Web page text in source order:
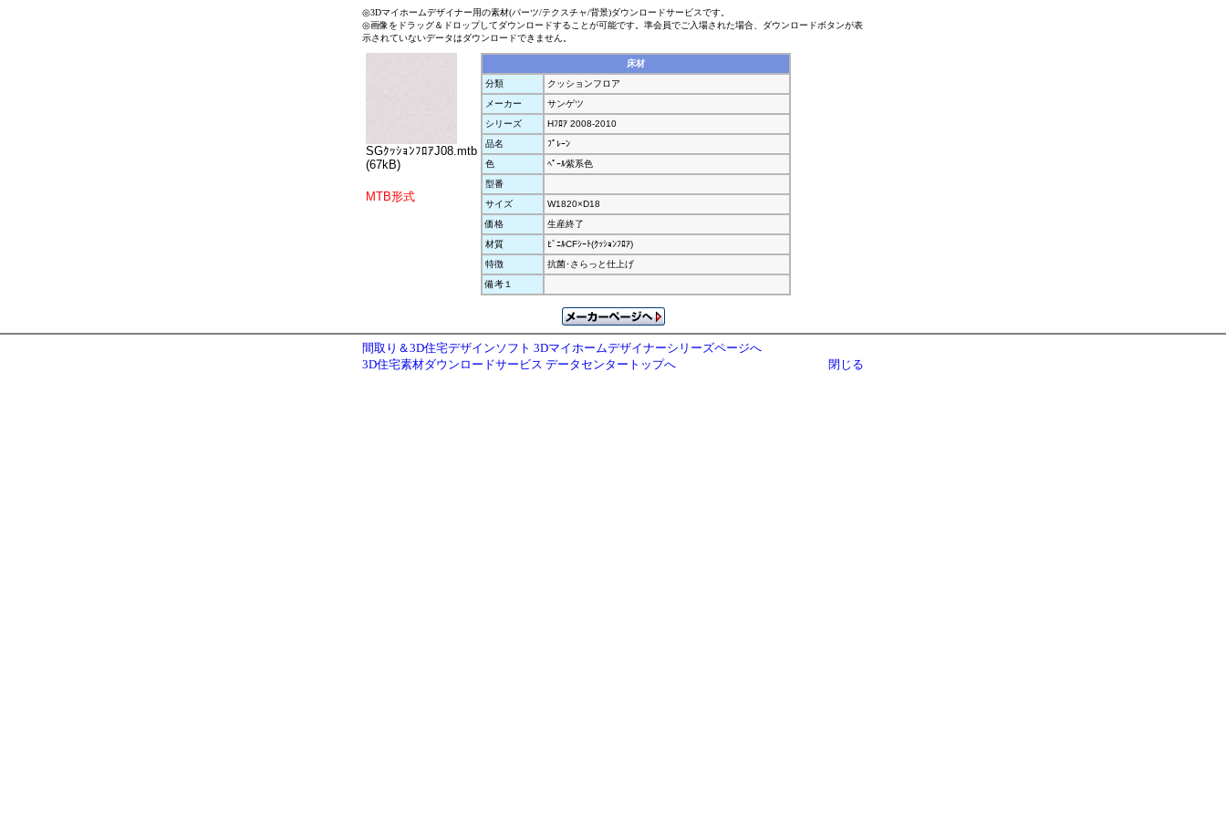
◎3Dマイホームデザイナー用の素材(パーツ/テクスチャ/背景)ダウンロードサービスです。
◎画像をドラッグ＆ドロップしてダウンロードすることが可能です。準会員でご入場された場合、ダウンロードボタンが表
示されていないデータはダウンロードできません。
SGｸｯｼｮﾝﾌﾛｱJ08.mtb
(67kB)
MTB形式
床材
分類
クッションフロア
メーカー
サンゲツ
シリーズ
Hﾌﾛｱ 2008-2010
品名
ﾌﾟﾚｰﾝ
色
ﾍﾟｰﾙ紫系色
型番
サイズ
W1820×D18
価格
生産終了
材質
ﾋﾞﾆﾙCFｼｰﾄ(ｸｯｼｮﾝﾌﾛｱ)
特徴
抗菌･さらっと仕上げ
備考１
間取り＆3D住宅デザインソフト 3Dマイホームデザイナーシリーズページへ
3D住宅素材ダウンロードサービス データセンタートップへ
閉じる